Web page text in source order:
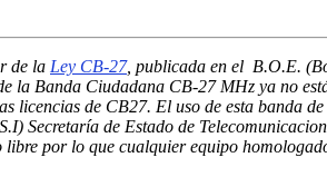
de la Ley CB-27, publicada en el B.O.E.
la Banda Ciudadana CB-27 MHz ya no
licencias de CB27. El uso de esta banda
Secretaría de Estado de
libre por lo que cualquier equipo